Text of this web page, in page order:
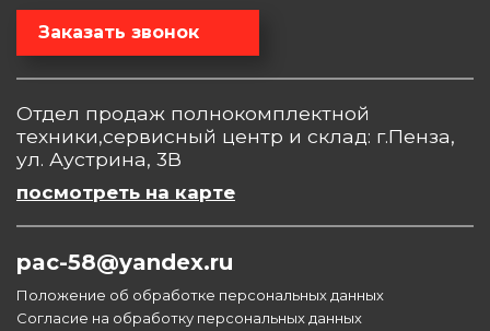
Заказать звонок
Отдел продаж полнокомплектной
техники,сервисный центр и склад: г.Пенза,
ул. Аустрина, 3В
посмотреть на карте
pac-58@yandex.ru
Положение об обработке персональных данных
Согласие на обработку персональных данных